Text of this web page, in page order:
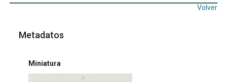
Volver
Metadatos
Miniatura